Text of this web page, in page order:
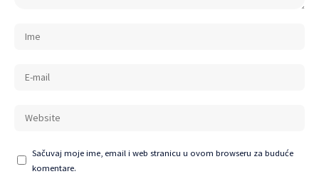
Sačuvaj moje ime, email i web stranicu u ovom browseru za buduće
komentare.